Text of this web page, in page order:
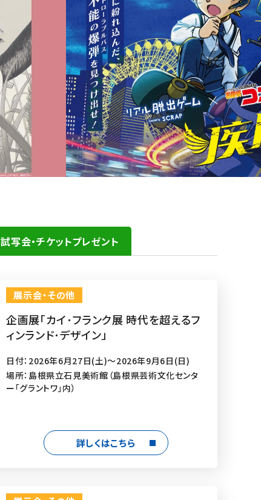
試写会・チケットプレゼント
展示会・その他
企画展「カイ･フランク展 時代を超えるフ
ィンランド･デザイン」
日付：2026年6月27日(土)～2026年9月6日(日)
場所：島根県立石見美術館（島根県芸術文化センタ
ー「グラントワ」内）
詳しくはこちら